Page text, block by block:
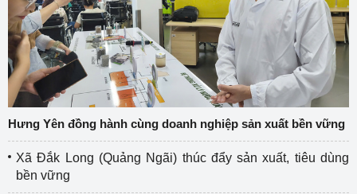
Hưng Yên đồng hành cùng doanh nghiệp sản xuất bền vững
Xã Đắk Long (Quảng Ngãi) thúc đẩy sản xuất, tiêu dùng
bền vững